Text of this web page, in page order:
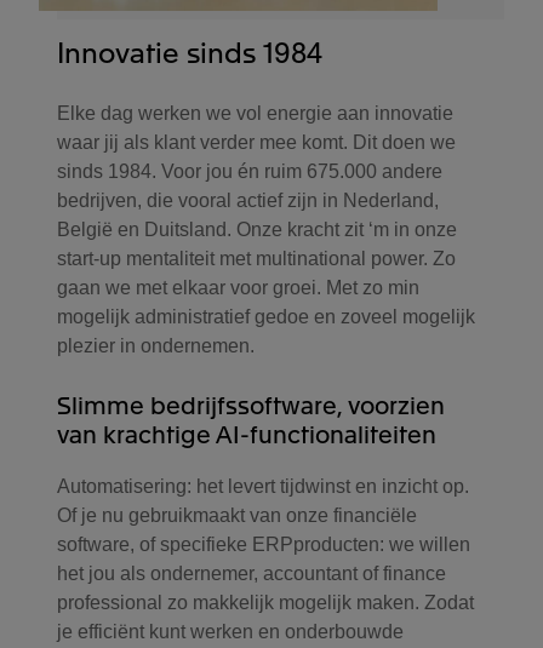
Innovatie sinds 1984
Elke dag werken we vol energie aan innovatie
waar jij als klant verder mee komt. Dit doen we
sinds 1984. Voor jou én ruim 675.000 andere
bedrijven, die vooral actief zijn in Nederland,
België en Duitsland. Onze kracht zit ‘m in onze
start-up mentaliteit met multinational power. Zo
gaan we met elkaar voor groei. Met zo min
mogelijk administratief gedoe en zoveel mogelijk
plezier in ondernemen.
Slimme bedrijfssoftware, voorzien
van krachtige AI-functionaliteiten
Automatisering: het levert tijdwinst en inzicht op.
Of je nu gebruikmaakt van onze financiële
software, of specifieke ERPproducten: we willen
het jou als ondernemer, accountant of finance
professional zo makkelijk mogelijk maken. Zodat
je efficiënt kunt werken en onderbouwde